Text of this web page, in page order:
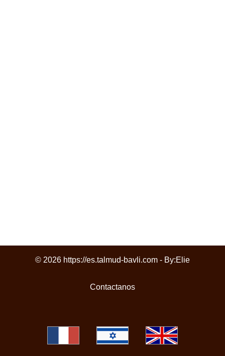
© 2026 https://es.talmud-bavli.com - By:Elie
Contactanos